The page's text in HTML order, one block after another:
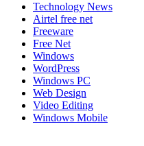
Technology News
Airtel free net
Freeware
Free Net
Windows
WordPress
Windows PC
Web Design
Video Editing
Windows Mobile